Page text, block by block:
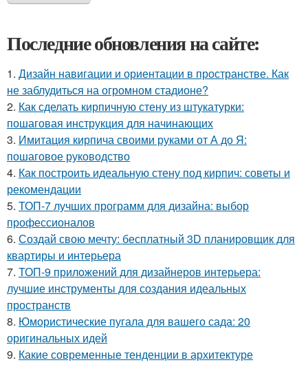
Последние обновления на сайте:
1. Дизайн навигации и ориентации в пространстве. Как
не заблудиться на огромном стадионе?
2. Как сделать кирпичную стену из штукатурки:
пошаговая инструкция для начинающих
3. Имитация кирпича своими руками от А до Я:
пошаговое руководство
4. Как построить идеальную стену под кирпич: советы и
рекомендации
5. ТОП-7 лучших программ для дизайна: выбор
профессионалов
6. Создай свою мечту: бесплатный 3D планировщик для
квартиры и интерьера
7. ТОП-9 приложений для дизайнеров интерьера:
лучшие инструменты для создания идеальных
пространств
8. Юмористические пугала для вашего сада: 20
оригинальных идей
9. Какие современные тенденции в архитектуре